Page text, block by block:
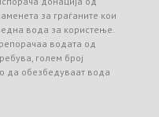
за граѓаните кои
вода за користење.
водата од
голем број
да обезбедуваат вода